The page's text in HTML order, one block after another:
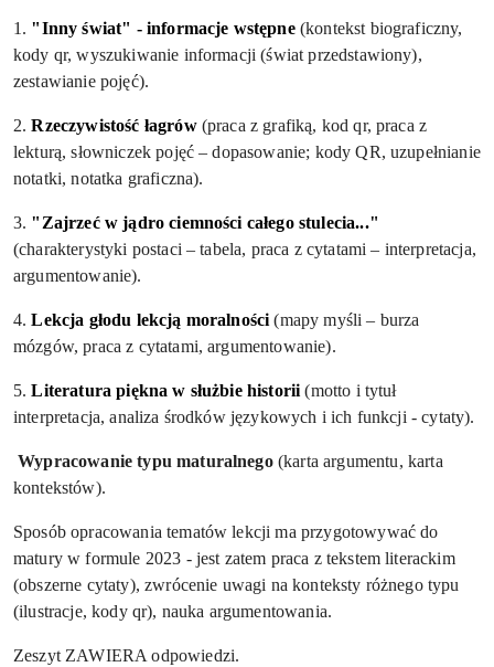
1. "Inny świat" - informacje wstępne (kontekst biograficzny,
kody qr, wyszukiwanie informacji (świat przedstawiony),
zestawianie pojęć).
2.Rzeczywistość łagrów (praca z grafiką, kod qr, praca z
lekturą, słowniczek pojęć – dopasowanie; kody QR, uzupełnianie
notatki, notatka graficzna).
3. "Zajrzeć w jądro ciemności całego stulecia..."
(charakterystyki postaci – tabela, praca z cytatami – interpretacja,
argumentowanie).
4.Lekcja głodu lekcją moralności(mapy myśli – burza
mózgów, praca z cytatami, argumentowanie).
5.Literatura piękna w służbie historii(motto i tytuł
interpretacja, analiza środków językowych i ich funkcji - cytaty).
Wypracowanie typu maturalnego (karta argumentu, karta
kontekstów).
Sposób opracowania tematów lekcji ma przygotowywać do
matury w formule 2023 - jest zatem praca z tekstem literackim
(obszerne cytaty), zwrócenie uwagi na konteksty różnego typu
(ilustracje, kody qr), nauka argumentowania.
Zeszyt ZAWIERA odpowiedzi.